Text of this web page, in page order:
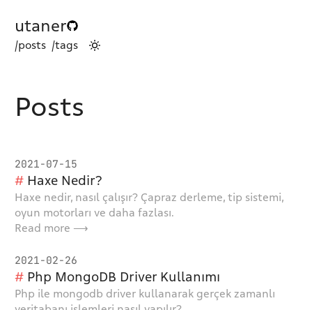
utaner
/posts /tags
Posts
2021-07-15
Haxe Nedir?
Haxe nedir, nasıl çalışır? Çapraz derleme, tip sistemi,
oyun motorları ve daha fazlası.
Read more ⟶
2021-02-26
Php MongoDB Driver Kullanımı
Php ile mongodb driver kullanarak gerçek zamanlı